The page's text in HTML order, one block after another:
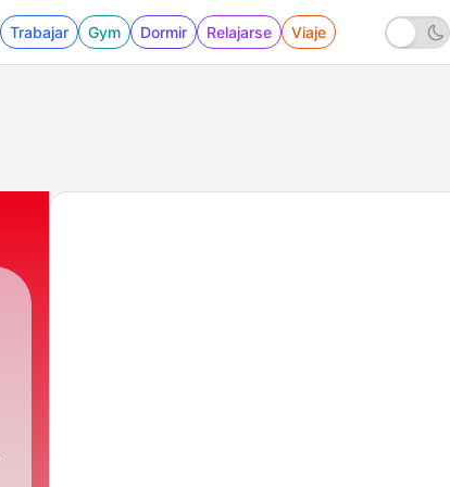
Trabajar Gym Dormir Relajarse Viaje